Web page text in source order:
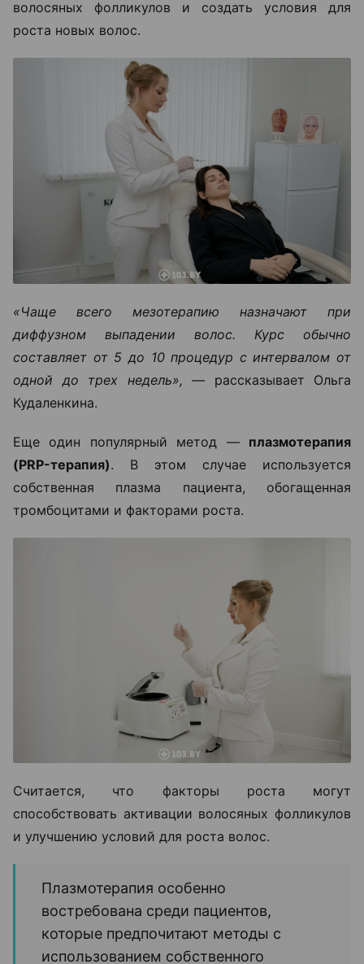
волосяных фолликулов и создать условия для
роста новых волос.
«Чаще всего мезотерапию назначают при
диффузном выпадении волос. Курс обычно
составляет от 5 до 10 процедур с интервалом от
одной до трех недель», — рассказывает Ольга
Кудаленкина.
Еще один популярный метод — плазмотерапия
(PRP-терапия). В этом случае используется
собственная плазма пациента, обогащенная
тромбоцитами и факторами роста.
Считается, что факторы роста могут
способствовать активации волосяных фолликулов
и улучшению условий для роста волос.
Плазмотерапия особенно
востребована среди пациентов,
которые предпочитают методы с
использованием собственного